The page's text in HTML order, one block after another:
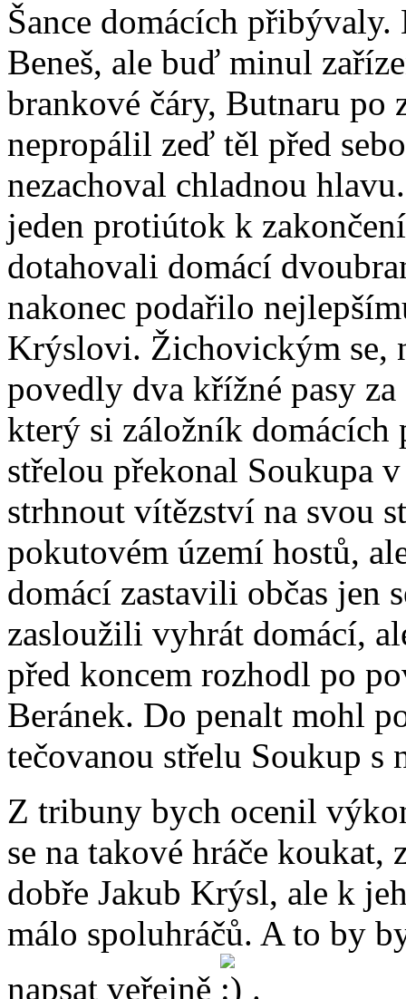
Šance domácích
Beneš, ale buď minul
brankové čáry, Butnaru po
nepropálil zeď těl před
nezachoval chladnou
jeden protiútok k
dotahovali domácí
nakonec podařilo
Krýslovi. Žichovickým se,
povedly dva křížné pasy
který si záložník domácích
střelou překonal Soukupa
strhnout vítězství na svou
pokutovém území hostů,
domácí zastavili občas jen
zasloužili vyhrát domácí,
před koncem rozhodl po
Beránek. Do penalt mohl
tečovanou střelu Soukup s
Z tribuny bych ocenil
se na takové hráče
dobře Jakub Krýsl, ale k
málo spoluhráčů. A to by
napsat veřejně
.